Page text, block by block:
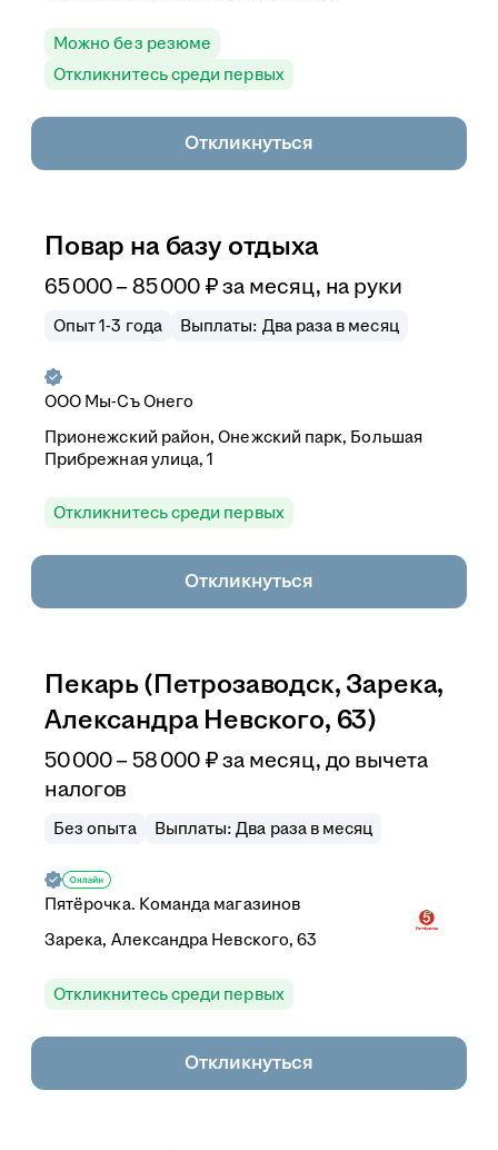
Можно без резюме
Откликнитесь среди первых
Откликнуться
Повар на базу отдыха
65 000–85 000 ₽ за месяц, на руки
Опыт 1-3 года Выплаты: Два раза в месяц
ООО Мы-Съ Онего
Прионежский район, Онежский парк, Большая
Прибрежная улица, 1
Откликнитесь среди первых
Откликнуться
Пекарь (Петрозаводск, Зарека,
Александра Невского, 63)
50 000–58 000 ₽ за месяц, до вычета
налогов
Без опыта Выплаты: Два раза в месяц
Пятёрочка. Команда магазинов
Зарека, Александра Невского, 63
Откликнитесь среди первых
Откликнуться